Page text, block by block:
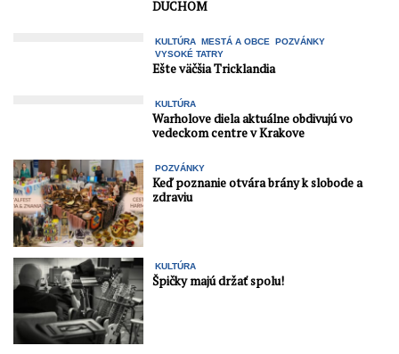
DUCHOM
KULTÚRA MESTÁ A OBCE
POZVÁNKY
VYSOKÉ TATRY
Ešte väčšia Tricklandia
KULTÚRA
Warholove diela aktuálne obdivujú vo
vedeckom centre v Krakove
POZVÁNKY
Keď poznanie otvára brány k slobode a
zdraviu
KULTÚRA
Špičky majú držať spolu!